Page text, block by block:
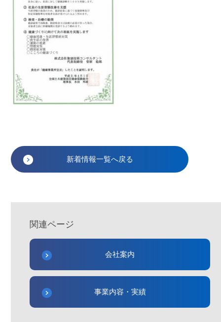
新着情報一覧へ戻る
関連ページ
会社案内
事業内容・実績